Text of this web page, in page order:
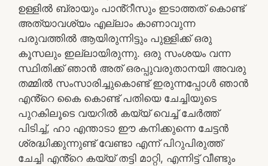
ഉള്ളിൽ ബ്രായും പാൻ്റീസും ഇടാത്തത് കൊണ്ട്
അത്യാവശ്യം എല്ലാം കാണാവുന്ന
പരുവത്തിൽ ആയിരുന്നിട്ടും പുള്ളിക്ക് ഒരു
കൂസലും ഇല്ലായിരുന്നു. ഒരു സംശയം വന്ന
സ്ഥിതിക്ക് ഞാൻ അത് ഒരപ്പുവരുതാനയി അവരു
തമ്മിൽ സംസാരിച്ചുകൊണ്ട് ഇരുന്നപ്പോൾ ഞാൻ
എൻ്റെ കൈ കൊണ്ട് പതിയെ ചേച്ചിയുടെ
പുറകിലൂടെ വയറിൽ കയ്യ് വെച്ച് ചേർത്ത്
പിടിച്ച്, ഹാ എന്താടാ ഈ കനിക്കുന്നെ ചേട്ടൻ
ശ്രദ്ധിക്കുന്നുണ്ട് വേണ്ടാ എന്ന് പിറുപിരുത്ത്
ചേച്ചി എൻ്റെ കയ്യ് തട്ടി മാറ്റി, എന്നിട്ട് വീണ്ടും